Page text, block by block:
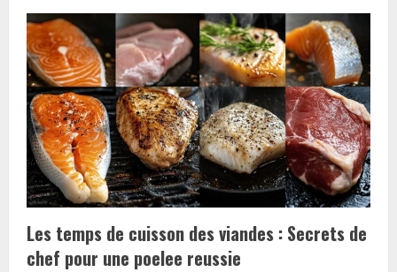
whey
isolee
:
votre
meilleure
alliee
pour
une
perte
de
poids
reussie
Les temps de cuisson des viandes : Secrets de
chef pour une poelee reussie